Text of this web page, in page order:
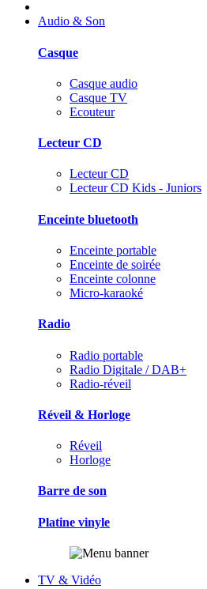
Audio & Son
Casque
Casque audio
Casque TV
Ecouteur
Lecteur CD
Lecteur CD
Lecteur CD Kids - Juniors
Enceinte bluetooth
Enceinte portable
Enceinte de soirée
Enceinte colonne
Micro-karaoké
Radio
Radio portable
Radio Digitale / DAB+
Radio-réveil
Réveil & Horloge
Réveil
Horloge
Barre de son
Platine vinyle
TV & Vidéo